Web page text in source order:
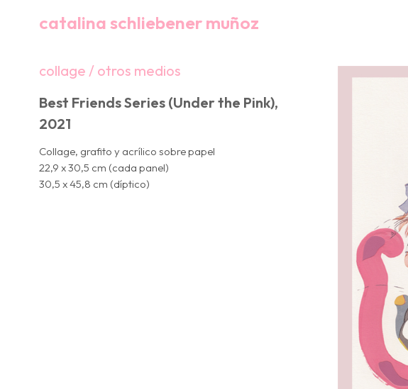
catalina schliebener muñoz
collage / otros medios
Best Friends Series (Under the Pink),
2021
Collage, grafito y acrílico sobre papel
22,9 x 30,5 cm (cada panel)
30,5 x 45,8 cm (díptico)